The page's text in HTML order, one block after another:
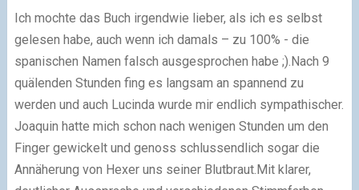
Ich mochte das Buch irgendwie lieber, als ich es selbst
gelesen habe, auch wenn ich damals – zu 100% - die
spanischen Namen falsch ausgesprochen habe ;).Nach 9
quälenden Stunden fing es langsam an spannend zu
werden und auch Lucinda wurde mir endlich sympathischer.
Joaquin hatte mich schon nach wenigen Stunden um den
Finger gewickelt und genoss schlussendlich sogar die
Annäherung von Hexer uns seiner Blutbraut.Mit klarer,